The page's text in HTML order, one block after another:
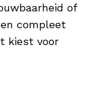
of
compleet
kiest voor